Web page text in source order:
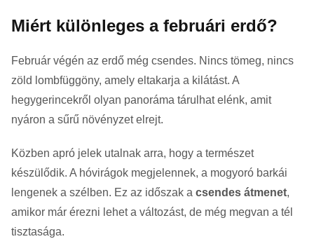
Miért különleges a februári erdő?
Február végén az erdő még csendes. Nincs tömeg, nincs
zöld lombfüggöny, amely eltakarja a kilátást. A
hegygerincekről olyan panoráma tárulhat elénk, amit
nyáron a sűrű növényzet elrejt.
Közben apró jelek utalnak arra, hogy a természet
készülődik. A hóvirágok megjelennek, a mogyoró barkái
lengenek a szélben. Ez az időszak a csendes átmenet,
amikor már érezni lehet a változást, de még megvan a tél
tisztasága.